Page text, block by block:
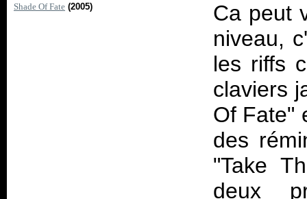
Shade Of Fate (2005)
Ca peut
niveau,
les riffs
claviers
Of Fate"
des
"Take
deux